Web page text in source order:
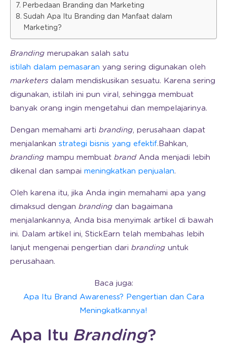
Perbedaan Branding dan Marketing
Sudah Apa Itu Branding dan Manfaat dalam
Marketing?
Branding merupakan salah satu
istilah dalam pemasaran yang sering digunakan oleh
marketers dalam mendiskusikan sesuatu. Karena sering
digunakan, istilah ini pun viral, sehingga membuat
banyak orang ingin mengetahui dan mempelajarinya.
Dengan memahami arti branding, perusahaan dapat
menjalankan strategi bisnis yang efektif.Bahkan,
branding mampu membuat brand Anda menjadi lebih
dikenal dan sampai meningkatkan penjualan.
Oleh karena itu, jika Anda ingin memahami apa yang
dimaksud dengan branding dan bagaimana
menjalankannya, Anda bisa menyimak artikel di bawah
ini. Dalam artikel ini, StickEarn telah membahas lebih
lanjut mengenai pengertian dari branding untuk
perusahaan.
Baca juga:
Apa Itu Brand Awareness? Pengertian dan Cara
Meningkatkannya!
Apa Itu Branding?